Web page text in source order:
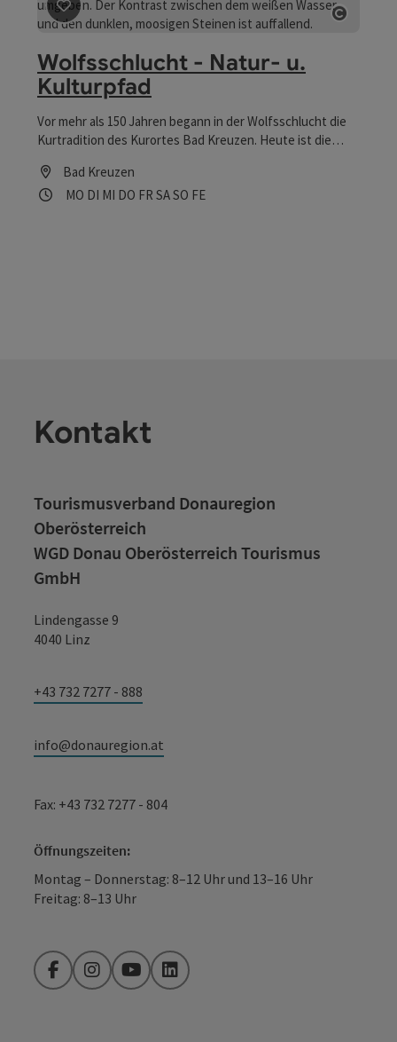
Beitrag merken: Wolfsschlucht - Natur- u. Kulturpfad
Wolfsschlucht - Natur- u.
Kulturpfad
Vor mehr als 150 Jahren begann in der Wolfsschlucht die
Kurtradition des Kurortes Bad Kreuzen. Heute ist die
Wanderweg. Granittafeln sowie mit Bild & Text versehene
Emailtafeln entlang des Weges berichten von den
Bad Kreuzen
Öffnungszeiten
MO Montag geöffnet
DI Dienstag geöffnet
MI Mittwoch geöffnet
DO Donnerstag geöffnet
FR Freitag geöffnet
SA Samstag geöffnet
SO Sonntag geöffnet
FEFeiertag geöffnet
Kontakt
Tourismusverband Donauregion
Oberösterreich
WGD Donau Oberösterreich Tourismus
GmbH
Lindengasse 9
4040 Linz
+43 732 7277 - 888
info@donauregion.at
Fax: +43 732 7277 - 804
Öffnungszeiten:
Montag – Donnerstag: 8–12 Uhr und 13–16 Uhr
Freitag: 8–13 Uhr
FacebookInstagramYouTubeLinkedIn